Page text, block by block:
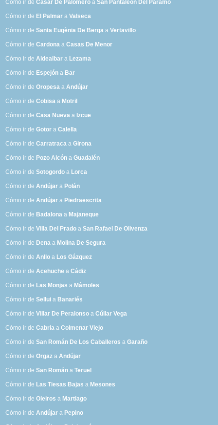
Cómo ir deCasar De Palomero aSan Pantaleón Del Páramo
Cómo ir de El Palmar aValseca
Cómo ir deSanta Eugènia De Berga aVertavillo
Cómo ir deCardona aCasas De Menor
Cómo ir deAldealbar a Lezama
Cómo ir de Espejón a Bar
Cómo ir deOropesa aAndújar
Cómo ir deCobisa a Motril
Cómo ir deCasa Nueva a Izcue
Cómo ir deGotor aCalella
Cómo ir deCarratraca aGirona
Cómo ir de Pozo Alcón aGuadalén
Cómo ir deSotogordo a Lorca
Cómo ir deAndújar a Polán
Cómo ir deAndújar a Piedraescrita
Cómo ir de Badalona a Majaneque
Cómo ir deVilla Del Prado aSan Rafael De Olivenza
Cómo ir de Dena a Molina De Segura
Cómo ir deAnllo a Los Gázquez
Cómo ir deAcehuche aCádiz
Cómo ir de Las Monjas a Mámoles
Cómo ir deSellui a Banariés
Cómo ir deVillar De Peralonso aCúllar Vega
Cómo ir deCabria aColmenar Viejo
Cómo ir deSan Román De Los Caballeros aGaraño
Cómo ir deOrgaz aAndújar
Cómo ir deSan Román aTeruel
Cómo ir de Las Tiesas Bajas a Mesones
Cómo ir deOleiros a Martiago
Cómo ir deAndújar a Pepino